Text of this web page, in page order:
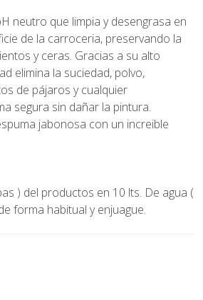
neutro que limpia y desengrasa en
de la carroceria, preservando la
y ceras. Gracias a su alto
elimina la suciedad, polvo,
de pájaros y cualquier
segura sin dañar la pintura.
jabonosa con un increible
) del productos en 10 lts. De agua (
forma habitual y enjuague.